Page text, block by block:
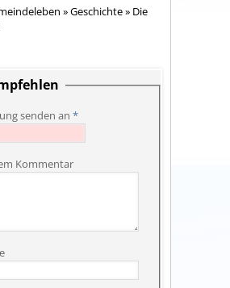
»Geschichte» Die
senden an *
Kommentar